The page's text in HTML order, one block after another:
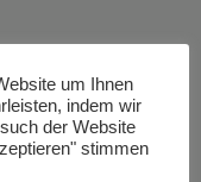
um Ihnen
indem wir
der Website
stimmen